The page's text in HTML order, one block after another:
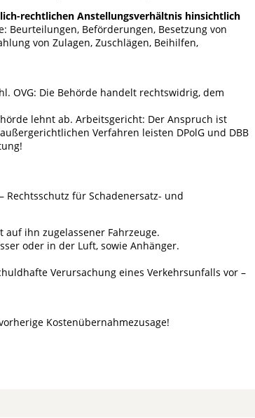
rechtlichen Anstellungsverhältnis hinsichtlich
Beurteilungen, Beförderungen, Besetzung von
von Zulagen, Zuschlägen, Beihilfen,
OVG: Die Behörde handelt rechtswidrig, dem
lehnt ab. Arbeitsgericht: Der Anspruch ist
Verfahren leisten DPolG und DBB
für Schadenersatz- und
auf ihn zugelassener Fahrzeuge.
oder in der Luft, sowie Anhänger.
Verursachung eines Verkehrsunfalls vor –
Kostenübernahmezusage!